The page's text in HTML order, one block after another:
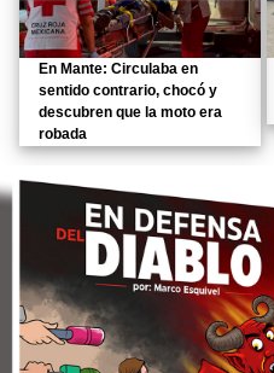
En Mante: Circulaba en
sentido contrario, chocó y
descubren que la moto era
robada